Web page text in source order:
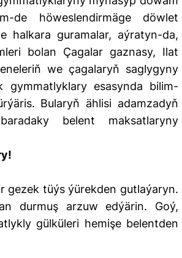
de höweslendirmäge döwlet
halkara guramalar, aýratyn-da,
bolan Çagalar gaznasy, Ilat
we çagalaryň saglygyny
gymmatlyklary esasynda bilim-
Bularyň ählisi adamzadyň
belent maksatlaryny
gezek tüýs ýürekden gutlaýaryn.
durmuş arzuw edýärin. Goý,
gülküleri hemişe belentden